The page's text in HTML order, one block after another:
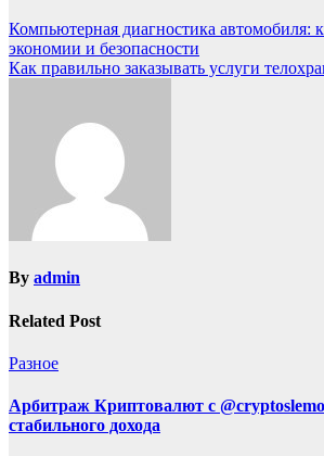
Компьютерная диагностика автомобиля:
экономии и безопасности
Как правильно заказывать услуги
By admin
Related Post
Разное
Арбитраж Криптовалют с
стабильного дохода